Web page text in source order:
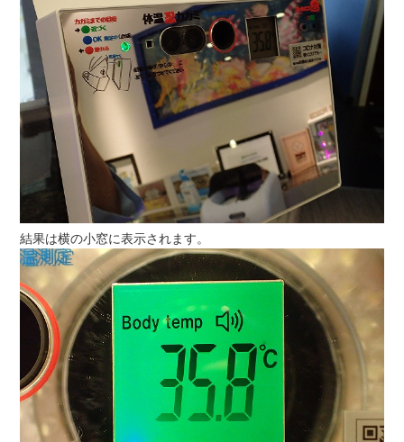
結果は横の小窓に表示されます。